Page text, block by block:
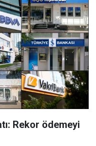
Rekor ödemeyi